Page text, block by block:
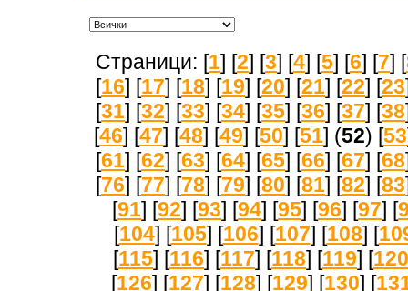
Страници: [1] [2] [3] [4] [5] [6] [7] [
[16] [17] [18] [19] [20] [21] [22] [23
[31] [32] [33] [34] [35] [36] [37] [38
[46] [47] [48] [49] [50] [51] (52) [53
[61] [62] [63] [64] [65] [66] [67] [68
[76] [77] [78] [79] [80] [81] [82] [83
[91] [92] [93] [94] [95] [96] [97] [
[104] [105] [106] [107] [108] [
[115] [116] [117] [118] [119] [120
[126] [127] [128] [129] [130] [